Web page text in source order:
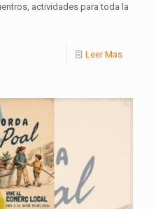
actividades para toda la
Leer Mas